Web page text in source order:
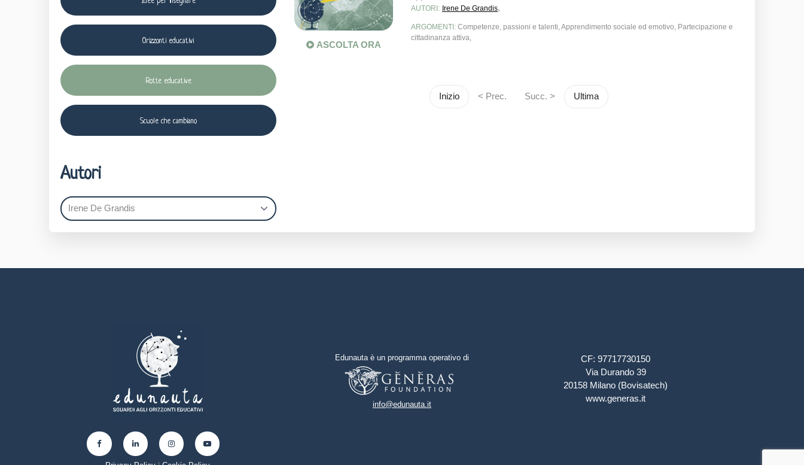
Orizzonti educativi
Rotte educative
Scuole che cambiano
Autori
ASCOLTA ORA
AUTORI: Irene De Grandis,
ARGOMENTI: Competenze, passioni e talenti, Apprendimento sociale ed emotivo, Partecipazione e
cittadinanza attiva,
Inizio < Prec. Succ. > Ultima
Edunauta è un programma operativo di
info@edunauta.it
CF: 97717730150
Via Durando 39
20158 Milano (Bovisatech)
www.generas.it